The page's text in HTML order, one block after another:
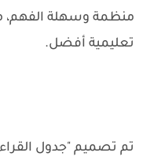
منظمة وسهلة الفهم،
تعليمية أفضل.
تم تصميم "جدول